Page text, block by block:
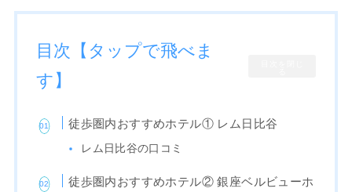
目次【タップで飛べま
す】
徒歩圏内おすすめホテル① レム日比谷
レム日比谷の口コミ
徒歩圏内おすすめホテル② 銀座ベルビューホ